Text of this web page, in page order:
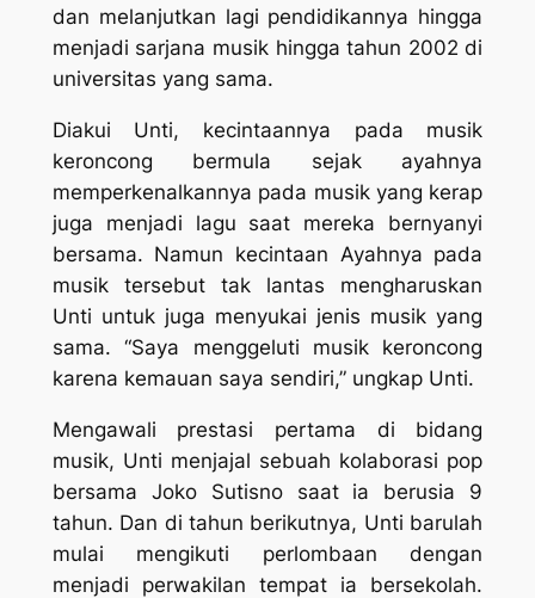
dan melanjutkan lagi pendidikannya hingga
menjadi sarjana musik hingga tahun 2002 di
universitas yang sama.
Diakui Unti, kecintaannya pada musik
keroncong bermula sejak ayahnya
memperkenalkannya pada musik yang kerap
juga menjadi lagu saat mereka bernyanyi
bersama. Namun kecintaan Ayahnya pada
musik tersebut tak lantas mengharuskan
Unti untuk juga menyukai jenis musik yang
sama. “Saya menggeluti musik keroncong
karena kemauan saya sendiri,” ungkap Unti.
Mengawali prestasi pertama di bidang
musik, Unti menjajal sebuah kolaborasi pop
bersama Joko Sutisno saat ia berusia 9
tahun. Dan di tahun berikutnya, Unti barulah
mulai mengikuti perlombaan dengan
menjadi perwakilan tempat ia bersekolah.